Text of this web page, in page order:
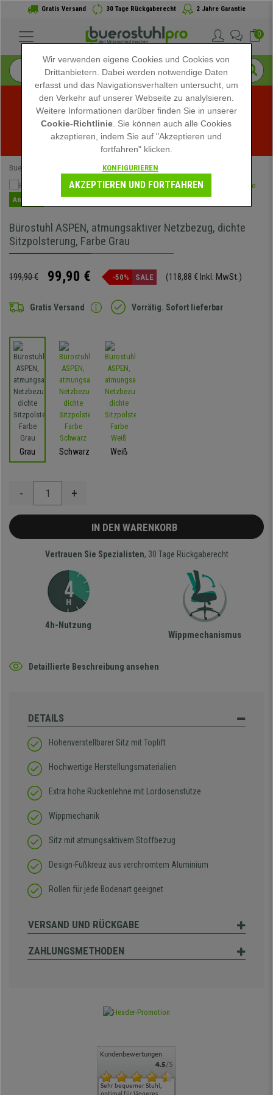
Gratis Versand 30 Tage Rückgaberecht 2 Jahre Garantie
0
Sommerschlussverkauf bei buerostuhlpro! Exklusive
Rabatte für kurze Zeit - Aktion ansehen -
Buerostuhlpro
Angebot
Bürostuhl ASPEN, atmungsaktiver Netzbezug, dichte
Sitzpolsterung, Farbe Grau
199,90 € 99,90 € -50% SALE (118,88 € Inkl. MwSt.)
Gratis Versand Vorrätig. Sofort lieferbar
Grau Schwarz Weiß
- +
IN DEN WARENKORB
Vertrauen Sie Spezialisten, 30 Tage Rückgaberecht
4h-Nutzung
Wippmechanismus
Detaillierte Beschreibung ansehen
DETAILS
Höhenverstellbarer Sitz mit Toplift
Hochwertige Herstellungsmaterialien
Extra hohe Rückenlehne mit Lordosenstütze
Wippmechanik
Sitz mit atmungsaktivem Stoffbezug
Design-Fußkreuz aus verchromtem Aluminium
Rollen für jede Bodenart geeignet
VERSAND UND RÜCKGABE
ZAHLUNGSMETHODEN
Kundenbewertungen
4.5/5
Sehr bequemer Stuhl,
optimal für längeres
Wir verwenden eigene Cookies und Cookies von
Drittanbietern. Dabei werden notwendige Daten
erfasst und das Navigationsverhalten untersucht, um
den Verkehr auf unserer Webseite zu analylsieren.
Weitere Informationen darüber finden Sie in unserer
Cookie-Richtlinie . Sie können auch alle Cookies
akzeptieren, indem Sie auf "Akzeptieren und
fortfahren" klicken.
KONFIGURIEREN
AKZEPTIEREN UND FORTFAHREN